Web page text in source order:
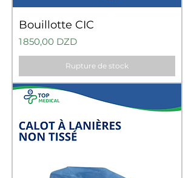
Bouillotte CIC
Prix
1 850,00 DZD
Rupture de stock